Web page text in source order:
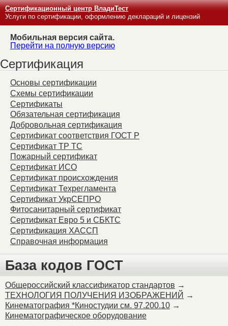
Сертификационный центр ВладиТест
Услуги по сертификации, оформлению деклараций и лицензий
Мобильная версия сайта.
Перейти на полную версию
Сертификация
Основы сертификации
Схемы сертификации
Сертификаты
Обязательная сертификация
Добровольная сертификация
Сертификат соответствия ГОСТ Р
Сертификат ТР ТС
Пожарный сертификат
Сертификат ИСО
Сертификат происхождения
Сертификат Техрегламента
Сертификат УкрСЕПРО
Фитосанитарный сертификат
Сертификат Евро 5 и СБКТС
Сертификация ХАССП
Справочная информация
База кодов ГОСТ
Общероссийский классификатор стандартов →
ТЕХНОЛОГИЯ ПОЛУЧЕНИЯ ИЗОБРАЖЕНИЙ →
Кинематография *Киностудии см. 97.200.10 →
Кинематографическое оборудование